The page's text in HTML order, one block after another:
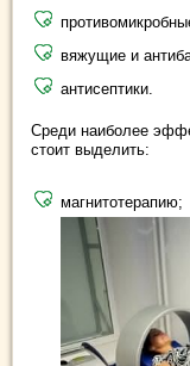
вяжущие и
антисептики.
Среди наиболее
стоит выделить:
магнитотерапию;